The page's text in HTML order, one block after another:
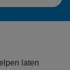
laten